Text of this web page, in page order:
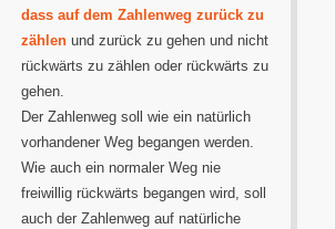
dass auf dem Zahlenweg zurück zu
zählenund zurück zu gehen und nicht
rückwärts zu zählen oder rückwärts zu
gehen.
Der Zahlenweg soll wie ein natürlich
vorhandener Weg begangen werden.
Wie auch ein normaler Weg nie
freiwillig rückwärts begangen wird, soll
auch der Zahlenweg auf natürliche